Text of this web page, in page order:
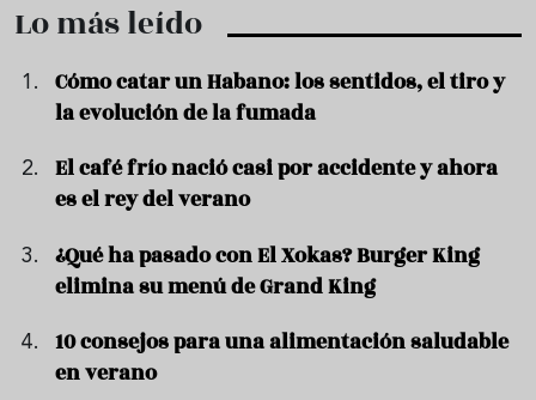
Lo más leído
Cómo catar un Habano: los sentidos, el tiro y
la evolución de la fumada
El café frío nació casi por accidente y ahora
es el rey del verano
¿Qué ha pasado con El Xokas? Burger King
elimina su menú de Grand King
10 consejos para una alimentación saludable
en verano